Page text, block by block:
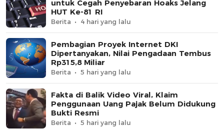
untuk Cegah Penyebaran Hoaks Jelang
HUT Ke-81 RI
Berita 4 hari yang lalu
Pembagian Proyek Internet DKI
Dipertanyakan, Nilai Pengadaan Tembus
Rp315,8 Miliar
Berita 5 hari yang lalu
Fakta di Balik Video Viral, Klaim
Penggunaan Uang Pajak Belum Didukung
Bukti Resmi
Berita 5 hari yang lalu